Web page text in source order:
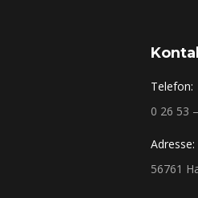
Telefon:
0 26 53
Adresse:
56761